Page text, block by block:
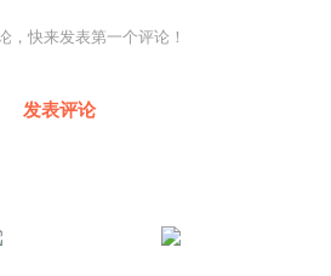
，快来发表第一个评论！
发表评论